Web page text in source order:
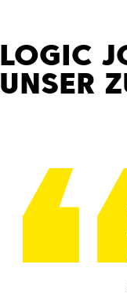
LOGIC
UNSER